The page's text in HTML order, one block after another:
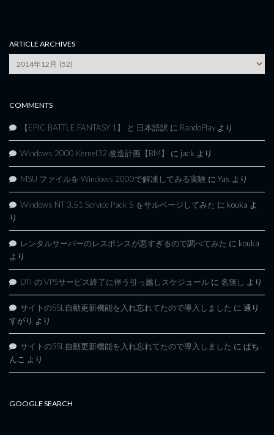
ARTICLE ARCHIVES
Archives
COMMENTS
【EPIC BATTLE FANTASY 1】 と 日本語訳 に RandoPlay より
Windows 2000 Kernel32 改造計画【BM】 に jack より
MSU ファイルを Windows 2000で解凍してみる実験 に Yas より
Windows NT 3.51 Service Pack 5 をサルベージしてみた に kouka よ
り
レンタルサーバーのレスポンスが悪すぎるので調べてみた に kouka
より
DTI の VPSサービス終了に伴う引っ越しスケジュール に 名無し より
サイトのSSL自動更新機能を入れ忘れてたので導入しました に 通り
すがり より
サイトのSSL自動更新機能を入れ忘れてたので導入しました に ぱち
んこ より
GOOGLE SEARCH